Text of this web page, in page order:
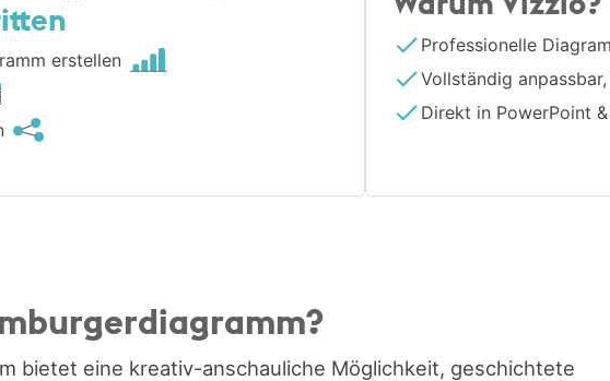
erstellen
Professionelle
Vollständig
Direkt in PowerPoint
bietet eine kreativ-anschauliche Möglichkeit, geschichtete